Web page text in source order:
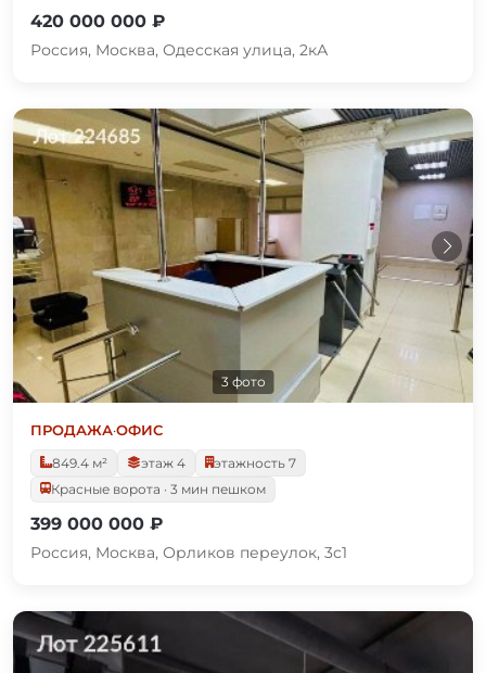
420 000 000 ₽
Россия, Москва, Одесская улица, 2кА
3 фото
ПРОДАЖА·ОФИС
849.4 м²
этаж 4
этажность 7
Красные ворота · 3 мин пешком
399 000 000 ₽
Россия, Москва, Орликов переулок, 3с1